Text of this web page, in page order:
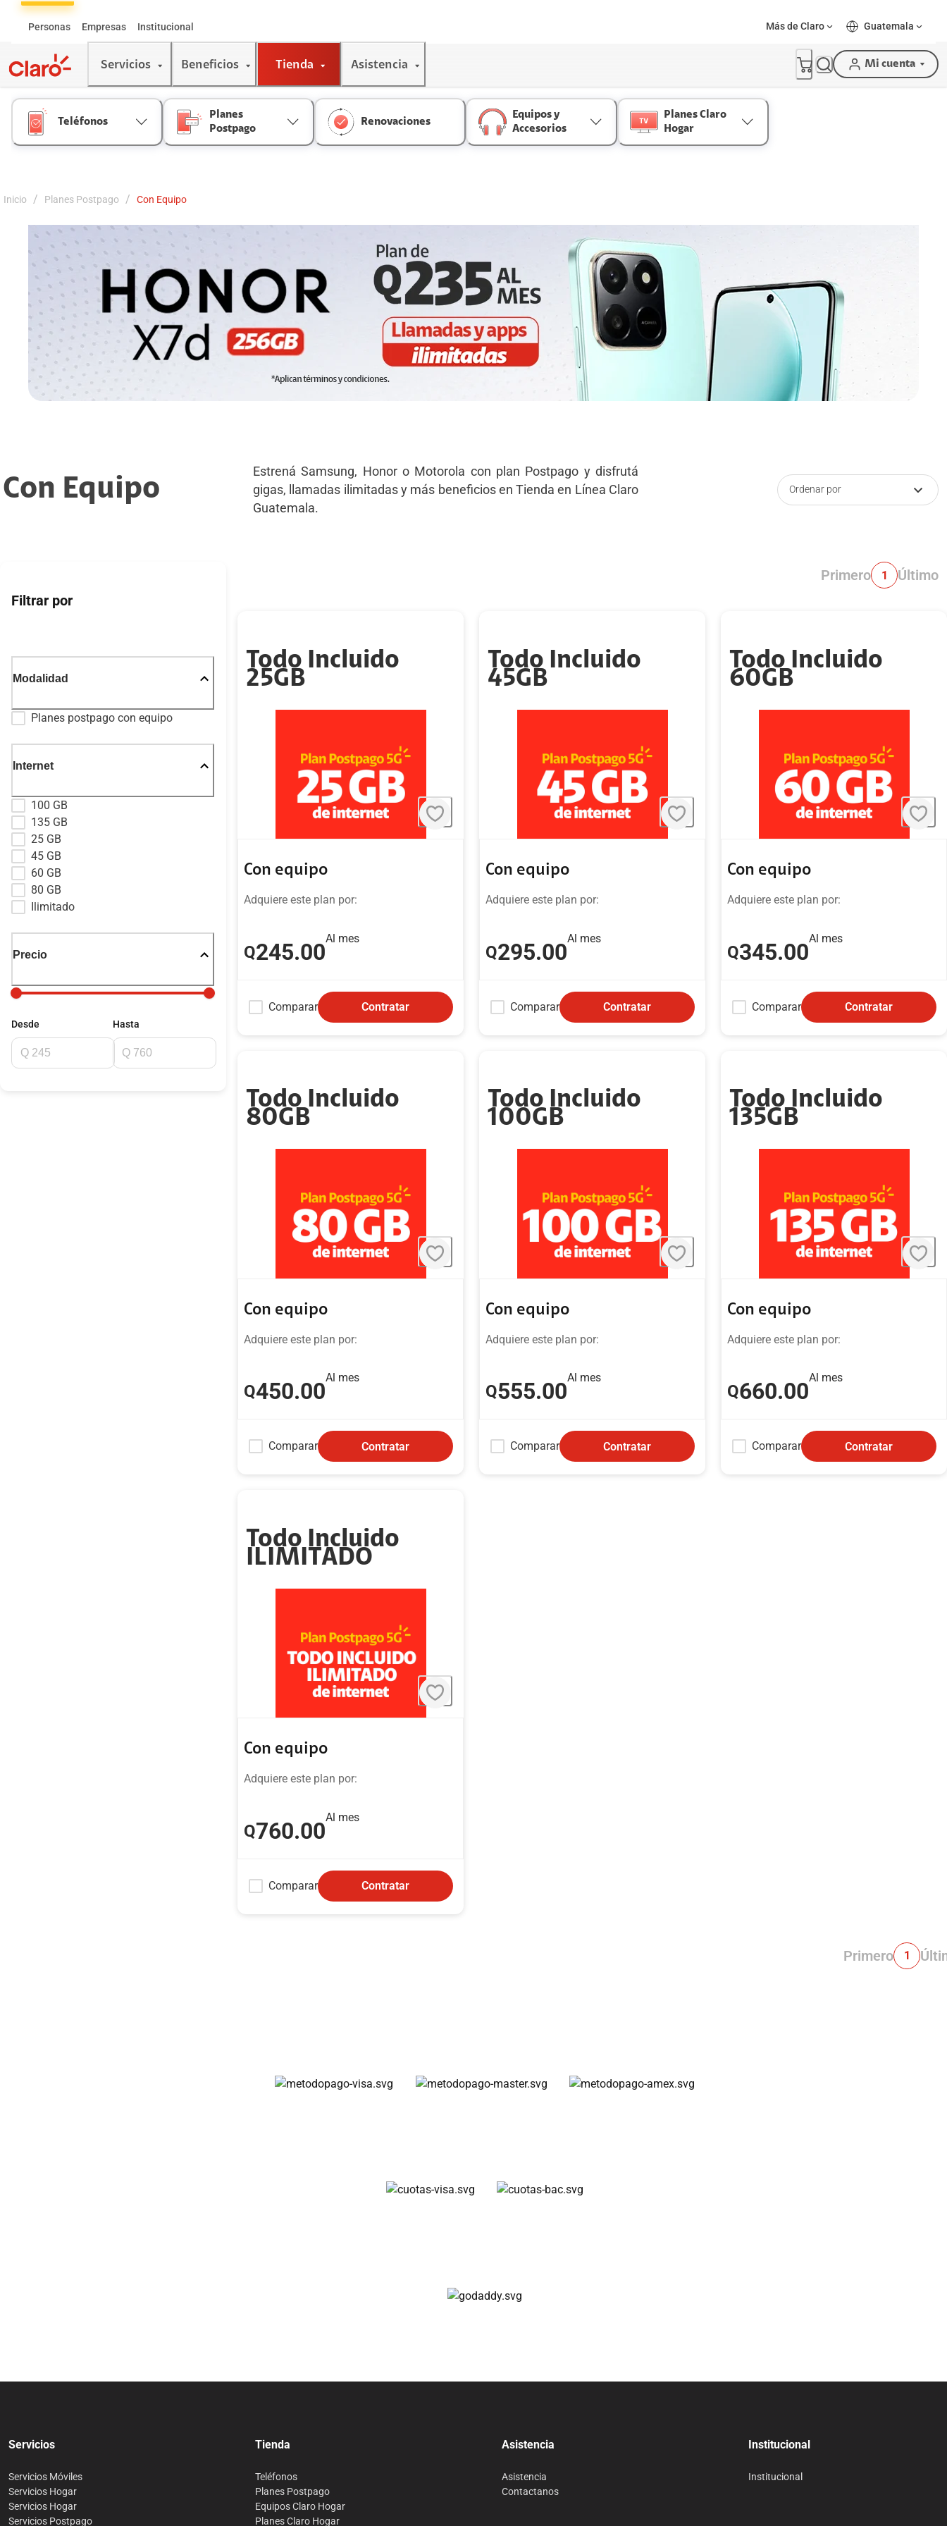
Personas Empresas Institucional Más de Claro Guatemala
Servicios Beneficios Tienda Asistencia Mi cuenta
Teléfonos
Planes
Postpago
Renovaciones
Equipos y
Accesorios
Planes Claro
Hogar
Inicio / Planes Postpago / Con Equipo
Con Equipo
Estrená Samsung, Honor o Motorola con plan Postpago y disfrutá
gigas, llamadas ilimitadas y más beneficios en Tienda en Línea Claro
Guatemala.
Ordenar por
Filtrar por
Modalidad
Planes postpago con equipo
Internet
100 GB
135 GB
25 GB
45 GB
60 GB
80 GB
Ilimitado
Precio
Desde Hasta
Primero 1 Último
Todo Incluido
25GB
Con equipo
Adquiere este plan por:
Q245.00
Al mes
Comparar Contratar
Todo Incluido
45GB
Con equipo
Adquiere este plan por:
Q295.00
Al mes
Comparar Contratar
Todo Incluido
60GB
Con equipo
Adquiere este plan por:
Q345.00
Al mes
Comparar Contratar
Todo Incluido
80GB
Con equipo
Adquiere este plan por:
Q450.00
Al mes
Comparar Contratar
Todo Incluido
100GB
Con equipo
Adquiere este plan por:
Q555.00
Al mes
Comparar Contratar
Todo Incluido
135GB
Con equipo
Adquiere este plan por:
Q660.00
Al mes
Comparar Contratar
Todo Incluido
ILIMITADO
Con equipo
Adquiere este plan por:
Q760.00
Al mes
Comparar Contratar
Primero 1
Servicios
Servicios Móviles
Servicios Hogar
Servicios Hogar
Servicios Postpago
Tienda
Teléfonos
Planes Postpago
Equipos Claro Hogar
Planes Claro Hogar
Asistencia
Asistencia
Contactanos
Institucional
Institucional